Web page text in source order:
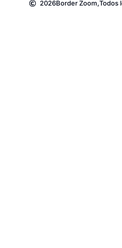
2026Border Zoom,Todos